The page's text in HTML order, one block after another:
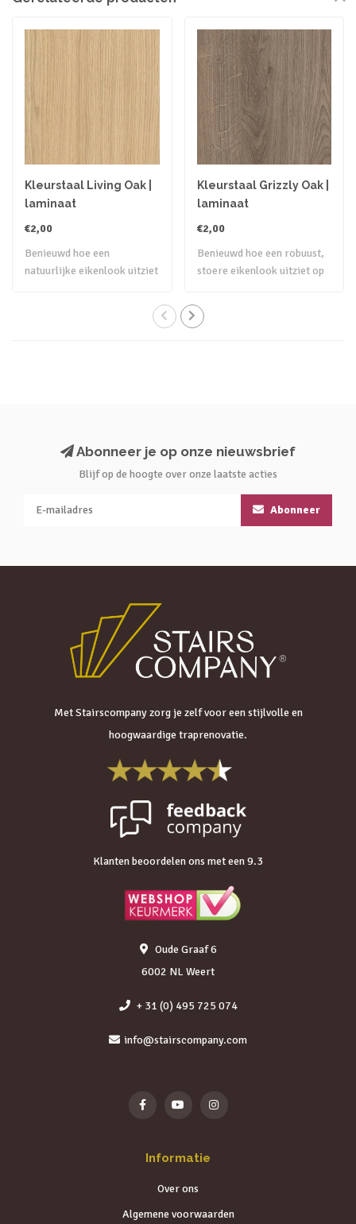
Kleurstaal Living Oak |
laminaat
€2,00
Benieuwd hoe een
natuurlijke eikenlook uitziet
Kleurstaal Grizzly Oak |
laminaat
€2,00
Benieuwd hoe een robuust,
stoere eikenlook uitziet op
Abonneer je op onze nieuwsbrief
Blijf op de hoogte over onze laatste acties
Abonneer
Met Stairscompany zorg je zelf voor een stijlvolle en
hoogwaardige traprenovatie.
Klanten beoordelen ons met een 9.3
Oude Graaf 6
6002 NL Weert
+ 31 (0) 495 725 074
info@stairscompany.com
Informatie
Over ons
Algemene voorwaarden